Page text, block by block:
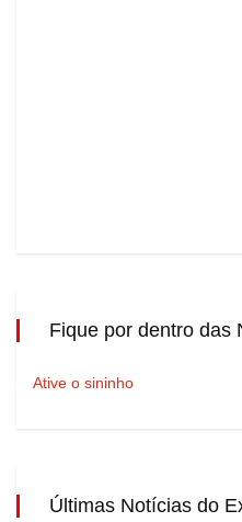
Fique por dentro das
Ative o sininho
Últimas Notícias do